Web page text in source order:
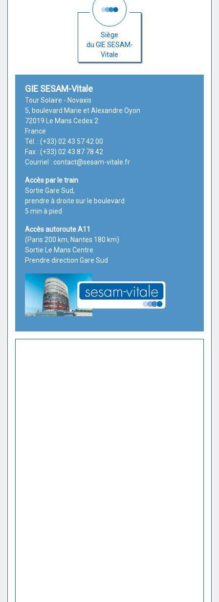
Siège
du GIE SESAM-
Vitale
GIE SESAM-Vitale
Tour Solaire - Novaxis
5, boulevard Marie et Alexandre Oyon
72019 Le Mans Cedex 2
France
Tél. : (+33) 02 43 57 42 00
Fax : (+33) 02 43 87 78 42
Courriel : contact@sesam-vitale.fr
Accès par le train
Sortie Gare Sud,
prendre à droite sur le boulevard
5 min à pied
Accès autoroute A11
(Paris 200 km, Nantes 180 km)
Sortie Le Mans Centre
Prendre direction Gare Sud